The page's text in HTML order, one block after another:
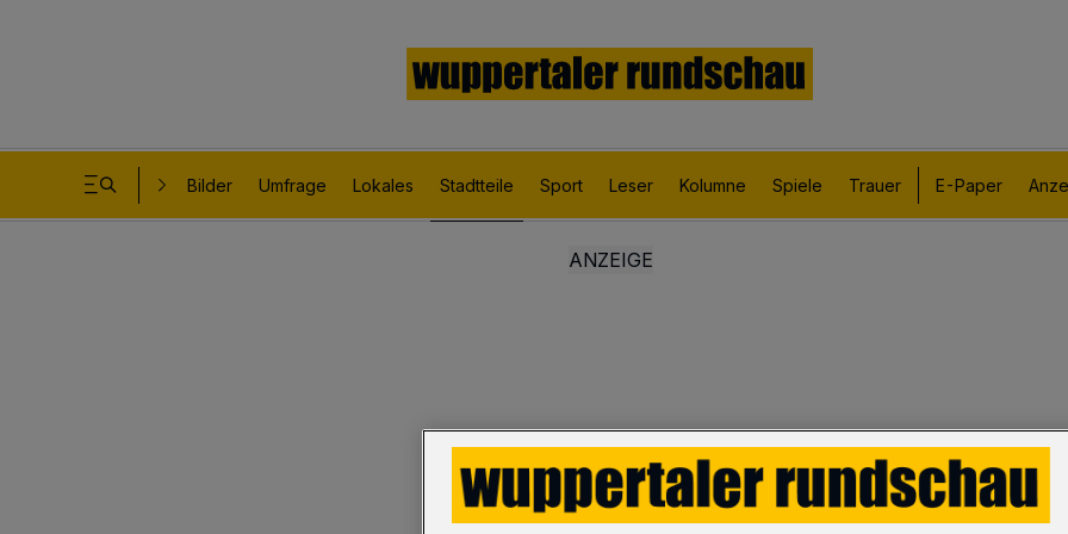
Bilder Umfrage Lokales Stadtteile Sport Leser Kolumne Spiele Trauer E-Paper